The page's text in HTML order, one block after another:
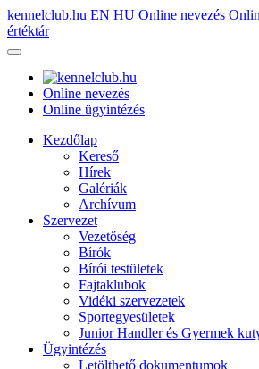
kennelclub.hu EN HU Online nevezés
értéktár
Online nevezés
Online ügyintézés
Kezdőlap
Kereső
Hírek
Galériák
Archívum
Szervezet
Vezetőség
Bírók
Bírói testületek
Fajtaklubok
Vidéki szervezetek
Sportegyesületek
Junior Handler és Gyermek
Ügyintézés
Letölthető dokumentumok